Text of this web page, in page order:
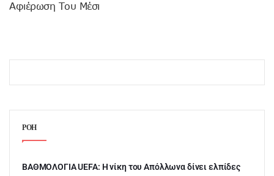
Αφιέρωση Του Μέσι
ΡΟΗ
ΒΑΘΜΟΛΟΓΙΑ UEFA: Η νίκη του Απόλλωνα δίνει ελπίδες